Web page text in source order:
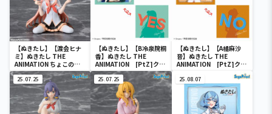
【ぬきたし】【渡会ヒナ
ミ】ぬきたし THE
ANIMATION ちょこのせ
[PM]フィギュア“渡会ヒ
ナミ”
【ぬきたし】【B冷泉院桐
香】ぬきたし THE
ANIMATION [PtZ]クッ
ションVol.2
【ぬきたし】【A橘麻沙
音】ぬきたし THE
ANIMATION [PtZ]クッ
25.07.25 25.07.25 25.08.07